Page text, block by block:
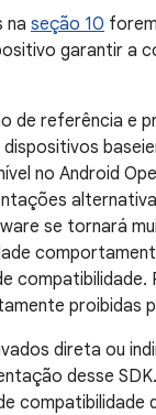
na seção 10
garantir a
de referência e
no Android
se tornará
compatibilidade.
proibidas
direta ou
desse
compatibilidade